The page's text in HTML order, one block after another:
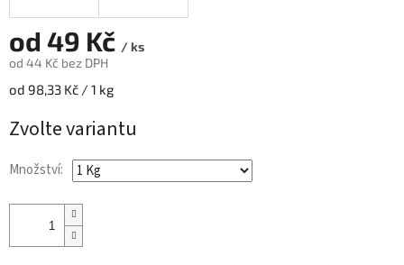
od 49 Kč / ks
od 44 Kč bez DPH
Měrná
od 98,33 Kč / 1 kg
Zvolte variantu
Množství: